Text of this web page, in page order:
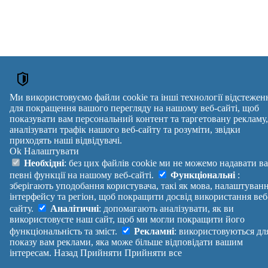
Ми використовуємо файли cookie та інші технології
для покращення вашого перегляду на нашому веб-сайті, щоб
показувати вам персональний контент та таргетовану рекламу,
аналізувати трафік нашого веб-сайту та розуміти, звідки
приходять наші відвідувачі.
Ok Налаштувати
Необхідні: без цих файлів cookie ми не можемо надавати
певні функції на нашому веб-сайті.
Функціональні :
зберігають уподобання користувача, такі як мова,
інтерфейсу та регіон, щоб покращити досвід використання
сайту.
Аналітичні: допомагають аналізувати, як ви
використовуєте наш сайт, щоб ми могли покращити його
функціональність та зміст.
Рекламні: використовуються
показу вам реклами, яка може більше відповідати вашим
інтересам. Назад Прийняти Прийняти все